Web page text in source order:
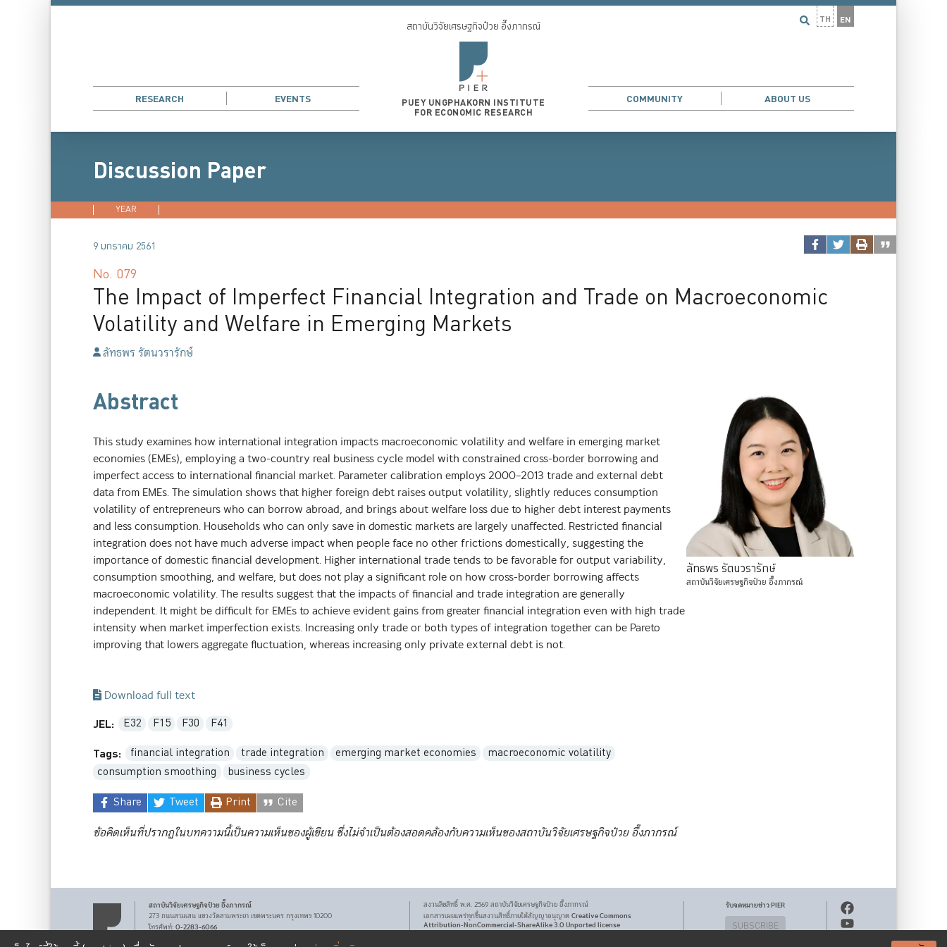
TH EN
RESEARCH EVENTS
สถาบันวิจัยเศรษฐกิจป๋วย อึ๊งภากรณ์
PUEY UNGPHAKORN INSTITUTE
FOR ECONOMIC RESEARCH
COMMUNITY ABOUT US
Discussion Paper
YEAR
9 มกราคม 2561
No. 079
The Impact of Imperfect Financial Integration and Trade on Macroeconomic
Volatility and Welfare in Emerging Markets
ลัทธพร รัตนวรารักษ์
Abstract
This study examines how international integration impacts macroeconomic volatility and welfare in emerging market
economies (EMEs), employing a two-country real business cycle model with constrained cross-border borrowing and
imperfect access to international financial market. Parameter calibration employs 2000–2013 trade and external debt
data from EMEs. The simulation shows that higher foreign debt raises output volatility, slightly reduces consumption
volatility of entrepreneurs who can borrow abroad, and brings about welfare loss due to higher debt interest payments
and less consumption. Households who can only save in domestic markets are largely unaffected. Restricted financial
integration does not have much adverse impact when people face no other frictions domestically, suggesting the
importance of domestic financial development. Higher international trade tends to be favorable for output variability,
consumption smoothing, and welfare, but does not play a significant role on how cross-border borrowing affects
macroeconomic volatility. The results suggest that the impacts of financial and trade integration are generally
independent. It might be difficult for EMEs to achieve evident gains from greater financial integration even with high trade
intensity when market imperfection exists. Increasing only trade or both types of integration together can be Pareto
improving that lowers aggregate fluctuation, whereas increasing only private external debt is not.
Download full text
JEL:
E32 F15 F30 F41
Tags: financial integration trade integration emerging market economies
macroeconomic volatility
consumption smoothing
business cycles
Share
Tweet Print Cite
ข้อคิดเห็นที่ปรากฏในบทความนี้เป็นความเห็นของผู้เขียน ซึ่งไม่จำเป็นต้องสอดคล้องกับความเห็นของสถาบันวิจัยเศรษฐกิจป๋วยอึ๊งภากรณ์
ลัทธพร รัตนวรารักษ์
สถาบันวิจัยเศรษฐกิจป๋วยอึ๊งภากรณ์
สถาบันวิจัยเศรษฐกิจป๋วย อึ๊งภากรณ์
273 ถนนสามเสนแขวงวัดสามพระยา เขตพระนคร กรุงเทพฯ 10200
โทรศัพท์:0-2283-6066
สงวนลิขสิทธิ์ พ.ศ. 2569สถาบันวิจัยเศรษฐกิจป๋วย อึ๊งภากรณ์
เอกสารเผยแพร่ทุกชิ้นสงวนสิทธิ์ภายใต้สัญญาอนุญาต Creative Commons
Attribution-NonCommercial-ShareAlike 3.0 Unported license
รับจดหมายข่าว PIER
SUBSCRIBE